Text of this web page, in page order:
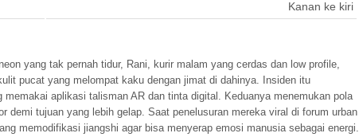
Kanan ke kiri
yang tak pernah tidur, Rani, kurir malam yang cerdas dan low profile,
pucat yang melompat kaku dengan jimat di dahinya. Insiden itu
aplikasi talisman AR dan tinta digital. Keduanya menemukan pola
demi tujuan yang lebih gelap. Saat penelusuran mereka viral di forum urban
memodifikasi jiangshi agar bisa menyerap emosi manusia sebagai energi.